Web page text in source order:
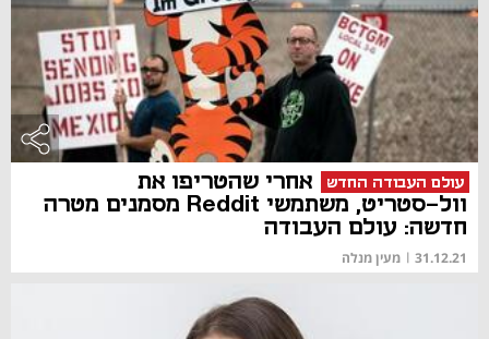
עולם העבודה החדש
אחרי שהטריפו את
וול-סטריט, משתמשי Reddit מסמנים מטרה
חדשה: עולם העבודה
31.12.21
| מעין מנלה